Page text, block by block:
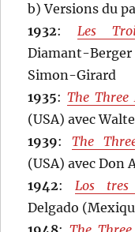
b) Versions du
1932: Les
Diamant-
Simon-Girard
1935:The Three
(USA) avec
1939:The
(USA) avec Don
1942:Los tres
Delgado